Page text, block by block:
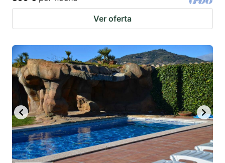
Ver oferta